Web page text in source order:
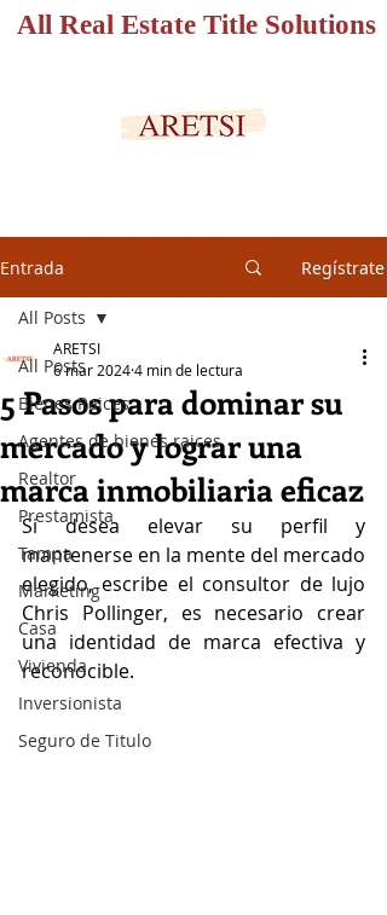
All Real Estate Title Solutions
Entrada Regístrate
All Posts
Bienes Raices
Agentes de bienes raices
Realtor
Prestamista
Tampa
Marketing
Casa
Vivienda
Inversionista
Seguro de Titulo
All Posts
5 Pasos para dominar su
mercado y lograr una
marca inmobiliaria eficaz
ARETSI
6 mar 20244 min de lectura
Si desea elevar su perfil y
mantenerse en la mente del mercado
elegido, escribe el consultor de lujo
Chris Pollinger, es necesario crear
una identidad de marca efectiva y
reconocible.